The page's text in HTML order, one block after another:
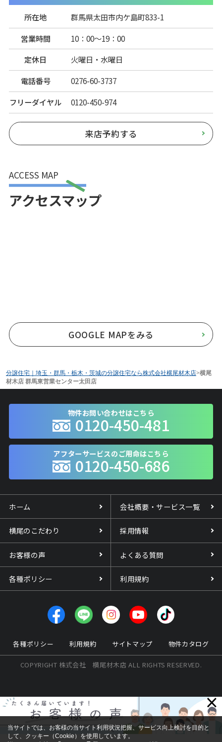
所在地
群馬県太田市内ケ島町833-1
営業時間
10：00～19：00
定休日
火曜日・水曜日
電話番号
0276-60-3737
フリーダイヤル
0120-450-974
来店予約する
ACCESS MAP
アクセスマップ
GOOGLE MAPをみる
分譲住宅｜埼玉・群馬・栃木・茨城の分譲住宅なら株式会社横尾材木店>横尾
材木店 群馬東営業センター太田店
物件お問い合わせはこちら
0120-450-481
アフターサービスのご用命はこちら
0120-450-686
ホーム 会社概要・サービス一覧
横尾のこだわり 採用情報
お客様の声 よくある質問
各種ポリシー 利用規約
各種ポリシー 利用規約 サイトマップ 物件カタログ
COPYRIGHT 株式会社 横尾材木店 ALL RIGHTS RESERVED.
×
当サイトでは、お客様の当サイト利用状況把握、サービス向上検討を目的と
して、クッキー（Cookie）を使用しています。